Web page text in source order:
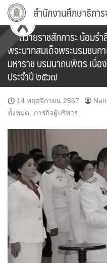
Skip
content
สำนักงานศึกษาธิกา
พิธีถวายราชสักการะ น้อม
พระบาทสมเด็จพระบรมชน
มหาราช บรมนาถบพิตร เนื่อ
ประจำปี ๒๕๖๗
14 พฤศจิกายน 2567
ทั้งหมด ภารกิจผู้บริหาร